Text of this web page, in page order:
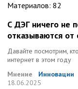
Материалов: 82
С ДЭГ ничего не
отказываются от
Давайте посмотрим,
интернет в этом году
Мнение
Инновации
18.06.2025